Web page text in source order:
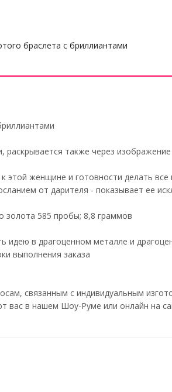
браслета с бриллиантами
раскрывается также через
этой женщине и готовности делать
от дарителя - показывает ее
золота 585 пробы; 8,8 граммов
идею в драгоценном металле и
выполнения заказа
связанным с индивидуальным
вас в нашем Шоу-Руме или онлайн на